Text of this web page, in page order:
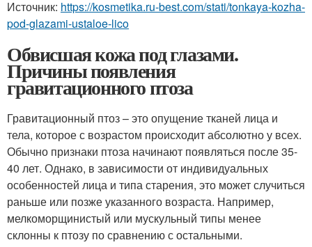
Источник: https://kosmetika.ru-best.com/stati/tonkaya-kozha-
pod-glazami-ustaloe-lico
Обвисшая кожа под глазами.
Причины появления
гравитационного птоза
Гравитационный птоз – это опущение тканей лица и
тела, которое с возрастом происходит абсолютно у всех.
Обычно признаки птоза начинают появляться после 35-
40 лет. Однако, в зависимости от индивидуальных
особенностей лица и типа старения, это может случиться
раньше или позже указанного возраста. Например,
мелкоморщинистый или мускульный типы менее
склонны к птозу по сравнению с остальными.